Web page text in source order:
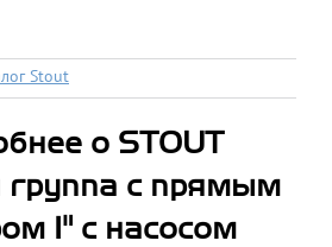
Stout
о STOUT
группа с прямым
1" с насосом